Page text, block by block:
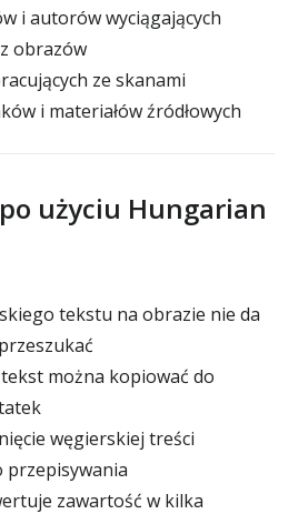
i autorów wyciągających
obrazów
ze skanami
i materiałów źródłowych
użyciu Hungarian
tekstu na obrazie nie da
można kopiować do
węgierskiej treści
przepisywania
zawartość w kilka